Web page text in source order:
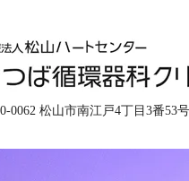
0062 松山市南江戸4丁目3番53号